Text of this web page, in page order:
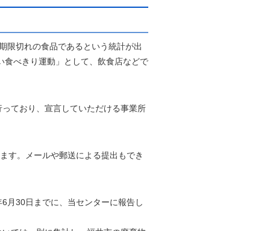
限切れの食品であるという統計が出
べきり運動」として、飲食店などで
ており、宣言していただける事業所
す。メールや郵送による提出もでき
月30日までに、当センターに報告し